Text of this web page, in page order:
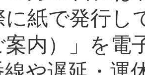
に紙で発行し
案内）」を電